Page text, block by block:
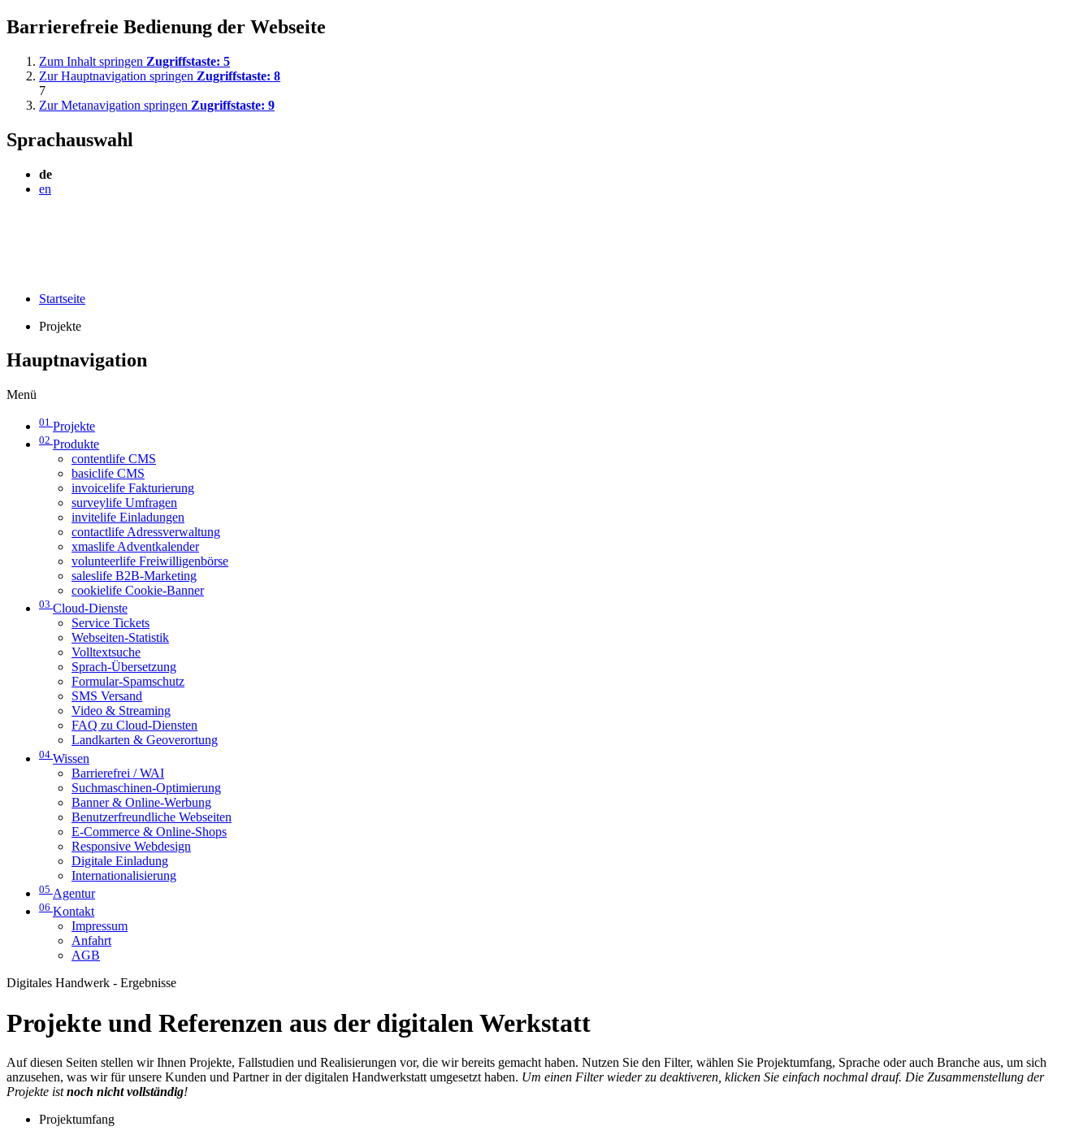
Barrierefreie Bedienung der Webseite
Zum Inhalt springen Zugriffstaste: 5
Zur Hauptnavigation springen Zugriffstaste: 8
7
Zur Metanavigation springen Zugriffstaste: 9
Sprachauswahl
de
en
Startseite
Projekte
Hauptnavigation
Menü
01 Projekte
02 Produkte
contentlife CMS
basiclife CMS
invoicelife Fakturierung
surveylife Umfragen
invitelife Einladungen
contactlife Adressverwaltung
xmaslife Adventkalender
volunteerlife Freiwilligenbörse
saleslife B2B-Marketing
cookielife Cookie-Banner
03 Cloud-Dienste
Service Tickets
Webseiten-Statistik
Volltextsuche
Sprach-Übersetzung
Formular-Spamschutz
SMS Versand
Video & Streaming
FAQ zu Cloud-Diensten
Landkarten & Geoverortung
04 Wissen
Barrierefrei / WAI
Suchmaschinen-Optimierung
Banner & Online-Werbung
Benutzerfreundliche Webseiten
E-Commerce & Online-Shops
Responsive Webdesign
Digitale Einladung
Internationalisierung
05 Agentur
06 Kontakt
Impressum
Anfahrt
AGB
Digitales Handwerk - Ergebnisse
Projekte und Referenzen aus der digitalen Werkstatt
Auf diesen Seiten stellen wir Ihnen Projekte, Fallstudien und Realisierungen vor, die wir bereits gemacht haben. Nutzen Sie den Filter, wählen Sie Projektumfang, Sprache oder auch Branche aus, um sich
anzusehen, was wir für unsere Kunden und Partner in der digitalen Handwerkstatt umgesetzt haben. Um einen Filter wieder zu deaktiveren, klicken Sie einfach nochmal drauf. Die Zusammenstellung der
Projekte istnoch nicht vollständig!
Projektumfang